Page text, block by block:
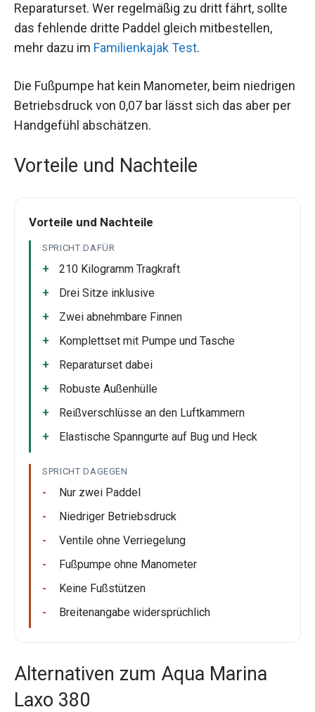
Reparaturset. Wer regelmäßig zu dritt fährt, sollte
das fehlende dritte Paddel gleich mitbestellen,
mehr dazu im Familienkajak Test.
Die Fußpumpe hat kein Manometer, beim niedrigen
Betriebsdruck von 0,07 bar lässt sich das aber per
Handgefühl abschätzen.
Vorteile und Nachteile
Vorteile und Nachteile
SPRICHT DAFÜR
210 Kilogramm Tragkraft
Drei Sitze inklusive
Zwei abnehmbare Finnen
Komplettset mit Pumpe und Tasche
Reparaturset dabei
Robuste Außenhülle
Reißverschlüsse an den Luftkammern
Elastische Spanngurte auf Bug und Heck
SPRICHT DAGEGEN
Nur zwei Paddel
Niedriger Betriebsdruck
Ventile ohne Verriegelung
Fußpumpe ohne Manometer
Keine Fußstützen
Breitenangabe widersprüchlich
Alternativen zum Aqua Marina
Laxo 380